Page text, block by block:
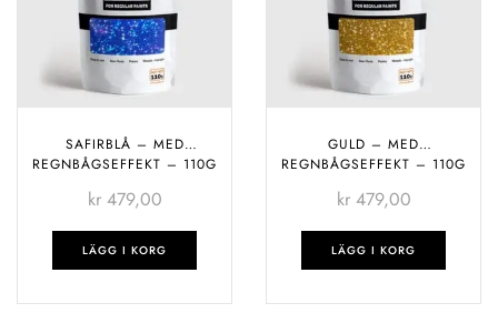
SAFIRBLÅ – MED
REGNBÅGSEFFEKT – 110G
kr479,00
LÄGG I KORG
GULD – MED
REGNBÅGSEFFEKT – 110G
kr479,00
LÄGG I KORG